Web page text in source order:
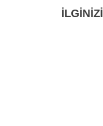
İLGİNİZİ